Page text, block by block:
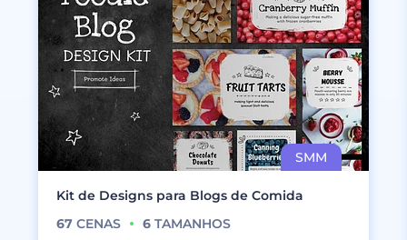
Kit de Designs para Blogs de Comida
67 CENAS 6 TAMANHOS